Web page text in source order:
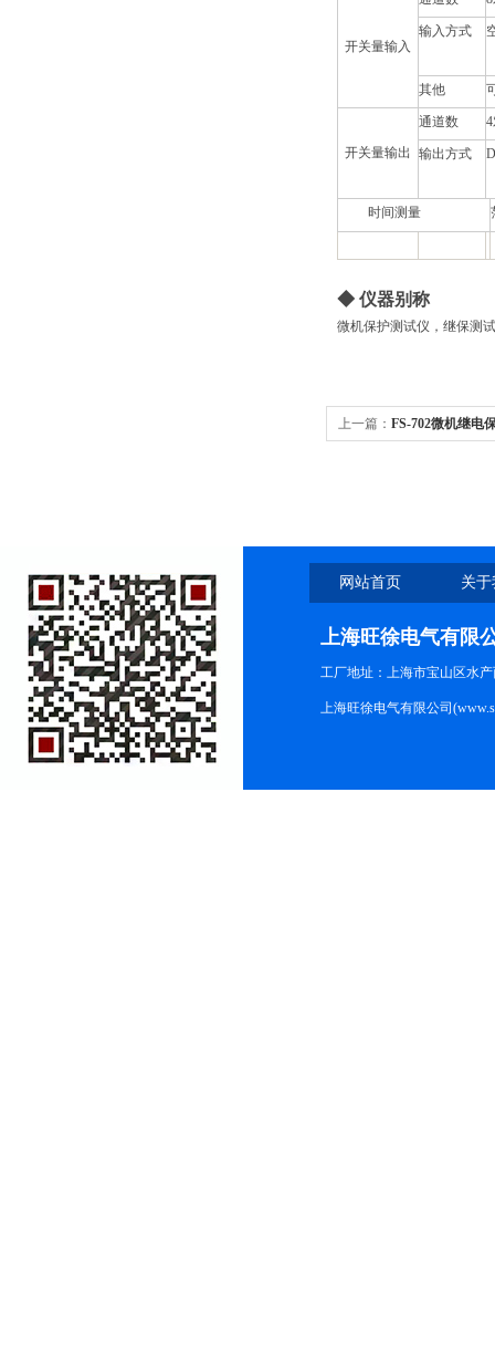
开关量输入
输入方式
其他
开关量输出
通道数
输出方式
时间测量
◆ 仪器别称
微机保护测试仪，继保测
上一篇： FS-702微机继电
网站首页 关
上海旺徐电气有限
工厂地址：上海市宝山区水产
上海旺徐电气有限公司